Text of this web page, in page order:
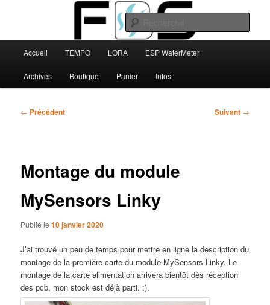
principalFBS
Accueil TEMPO LORA ESP WaterMeter
Archives Boutique Panier Infos
Navigation
← Précédent Suivant →
Montage du module
MySensors Linky
Publié le10 janvier 2020
J’ai trouvé un peu de temps pour mettre en ligne la description du
montage de la première carte du module MySensors Linky. Le
montage de la carte alimentation arrivera bientôt dès réception
des pcb, mon stock est déjà parti. :).